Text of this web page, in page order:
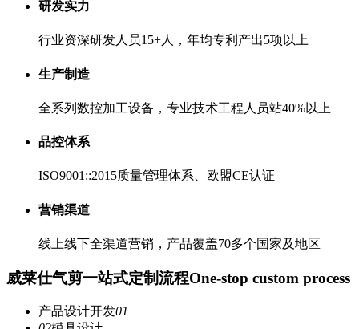
研发实力
行业资深研发人员15+人，年均专利产出5项以上
生产制造
全系列数控加工设备，专业技术工程人员站40%以上
品控体系
ISO9001::2015质量管理体系、欧盟CE认证
营销渠道
线上线下全渠道营销，产品覆盖70多个国家及地区
威莱仕气剪一站式定制流程One-stop custom process
产品设计开发01